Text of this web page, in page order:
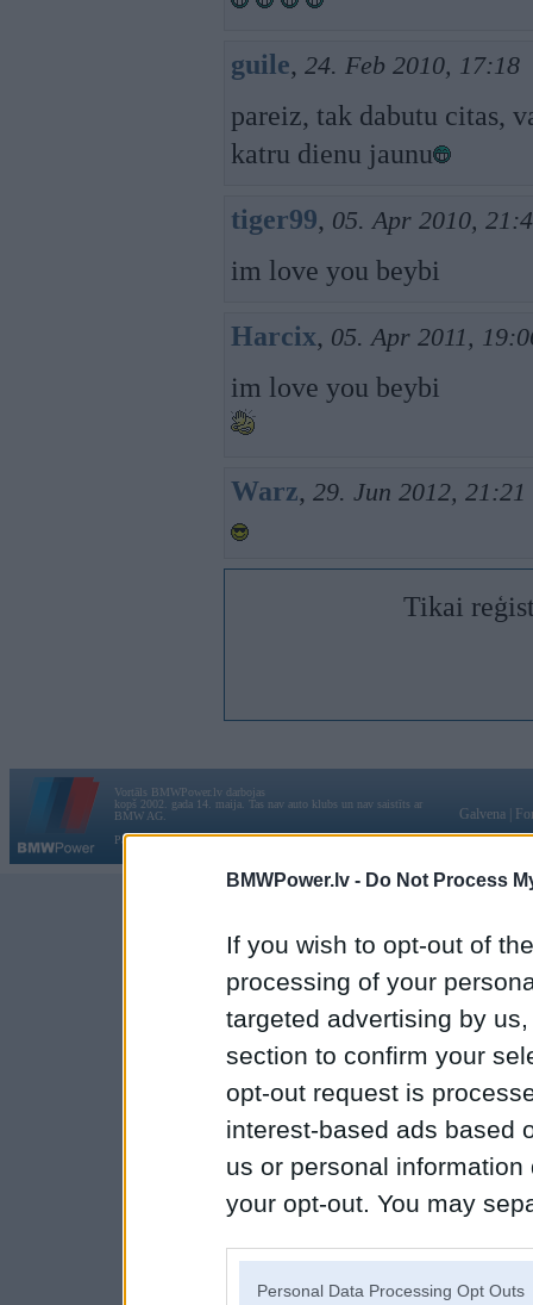
BMWPower.lv - Do Not Process
If you wish to opt-out of
processing of your
targeted advertising by
section to confirm your
opt-out request is
interest-based ads based
us or personal
your opt-out. You may
Personal Data Processing Opt Outs
guile, 24. Feb 2010, 17:18
pareiz, tak dabutu citas,
katru dienu jaunu
tiger99, 05. Apr 2010,
im love you beybi
Harcix, 05. Apr 2011,
im love you beybi
Warz, 29. Jun 2012, 21:21
Tikai
Vortāls BMWPower.lv darbojas
kopš 2002. gada 14. maija. Tas nav auto klubs un nav saistīts ar
BMW AG.
Par BMWPower|Kontakti|Reklāma
Galvena